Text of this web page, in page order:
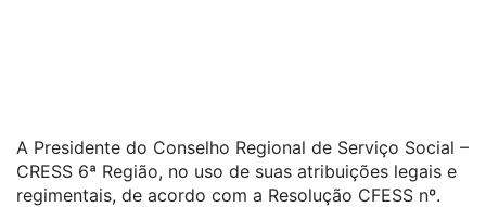
A Presidente do Conselho Regional de Serviço Social –
CRESS 6ª Região, no uso de suas atribuições legais e
regimentais, de acordo com a Resolução CFESS nº.